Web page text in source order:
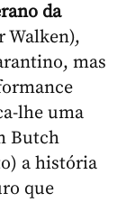
da
Walken),
mas
lhe uma
Butch
a história
que